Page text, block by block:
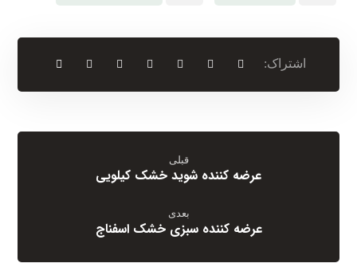
قبلی
عرضه کننده شوید خشک کیلویی
بعدی
عرضه کننده سبزی خشک اسفناج